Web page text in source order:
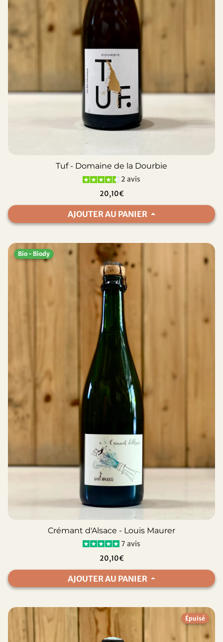
Tuf - Domaine de la Dourbie
2 avis
20,10€
AJOUTER AU PANIER
Bio - Biody
Crémant d'Alsace - Louis Maurer
7 avis
20,10€
AJOUTER AU PANIER
Épuisé